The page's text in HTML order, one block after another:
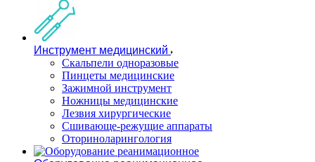
Инструмент медицинский
Скальпели одноразовые
Пинцеты медицинские
Зажимной инструмент
Ножницы медицинские
Лезвия хирургические
Сшивающе-режущие аппараты
Оториноларингология